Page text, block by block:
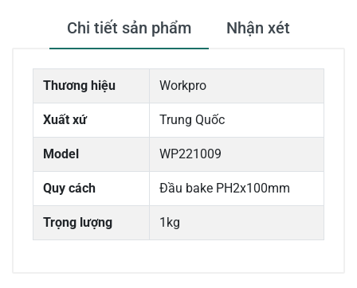
Chi tiết sản phẩm Nhận xét
Thương hiệu Workpro
Xuất xứ Trung Quốc
Model WP221009
Quy cách Đầu bake PH2x100mm
Trọng lượng 1kg